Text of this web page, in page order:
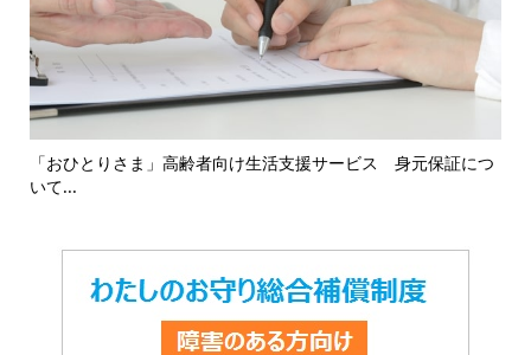
「おひとりさま」高齢者向け生活支援サービス 身元保証につ
いて...